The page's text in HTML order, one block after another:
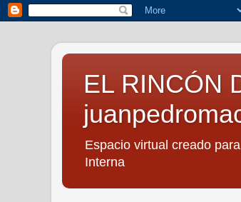
EL RINCÓN
Espacio virtual creado
Interna